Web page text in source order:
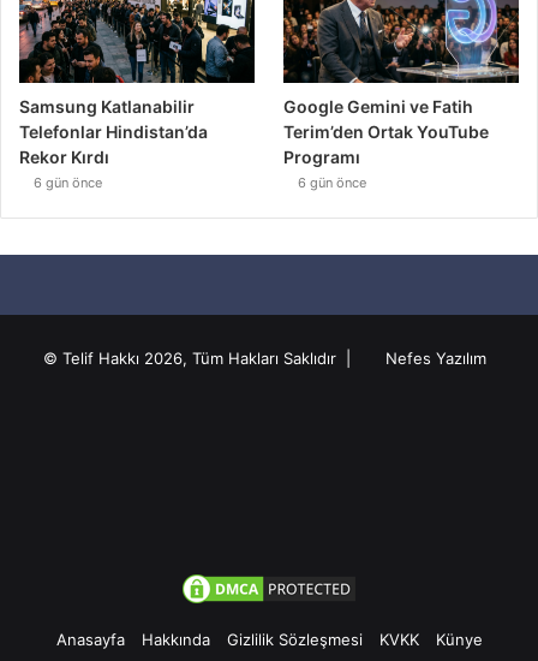
Samsung Katlanabilir
Telefonlar Hindistan’da
Rekor Kırdı
6 gün önce
Google Gemini ve Fatih
Terim’den Ortak YouTube
Programı
6 gün önce
© Telif Hakkı 2026, Tüm Hakları Saklıdır | Nefes Yazılım
Anasayfa Hakkında Gizlilik Sözleşmesi KVKK Künye